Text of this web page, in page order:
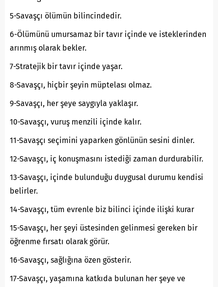
5-Savaşçı ölümün bilincindedir.
6-Ölümünü umursamaz bir tavır içinde ve isteklerinden
arınmış olarak bekler.
7-Stratejik bir tavır içinde yaşar.
8-Savaşçı, hiçbir şeyin müptelası olmaz.
9-Savaşçı, her şeye saygıyla yaklaşır.
10-Savaşçı, vuruş menzili içinde kalır.
11-Savaşçı seçimini yaparken gönlünün sesini dinler.
12-Savaşçı, iç konuşmasını istediği zaman durdurabilir.
13-Savaşçı, içinde bulunduğu duygusal durumu kendisi
belirler.
14-Savaşçı, tüm evrenle biz bilinci içinde ilişki kurar
15-Savaşçı, her şeyi üstesinden gelinmesi gereken bir
öğrenme fırsatı olarak görür.
16-Savaşçı, sağlığına özen gösterir.
17-Savaşçı, yaşamına katkıda bulunan her şeye ve